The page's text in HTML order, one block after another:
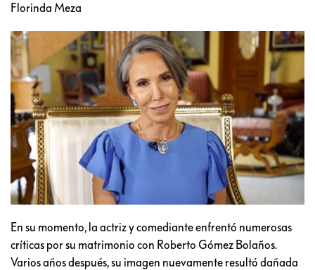
Florinda Meza
En su momento, la actriz y comediante enfrentó numerosas
críticas por su matrimonio con Roberto Gómez Bolaños.
Varios años después, su imagen nuevamente resultó dañada